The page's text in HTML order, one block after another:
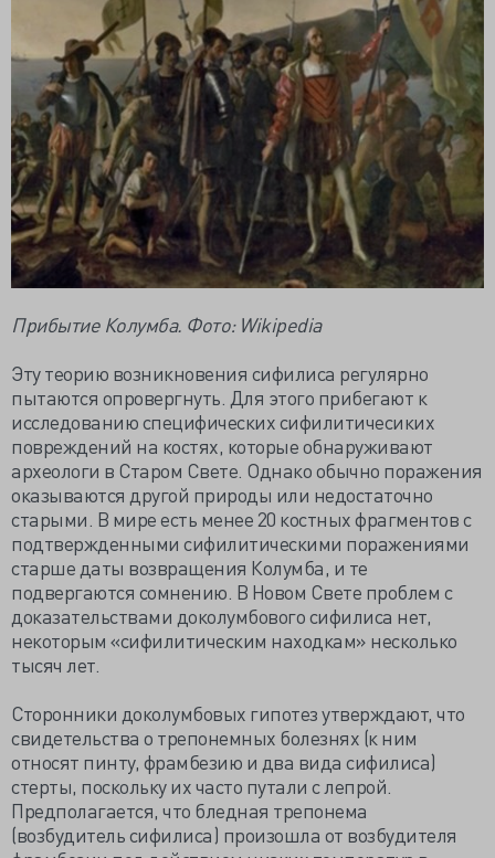
Прибытие Колумба. Фото: Wikipedia
Эту теорию возникновения сифилиса регулярно
пытаются опровергнуть. Для этого прибегают к
исследованию специфических сифилитичесиких
повреждений на костях, которые обнаруживают
археологи в Старом Свете. Однако обычно поражения
оказываются другой природы или недостаточно
старыми. В мире есть менее 20 костных фрагментов с
подтвержденными сифилитическими поражениями
старше даты возвращения Колумба, и те
подвергаются сомнению. В Новом Свете проблем с
доказательствами доколумбового сифилиса нет,
некоторым «сифилитическим находкам» несколько
тысяч лет.
Сторонники доколумбовых гипотез утверждают, что
свидетельства о трепонемных болезнях (к ним
относят пинту, фрамбезию и два вида сифилиса)
стерты, поскольку их часто путали с лепрой.
Предполагается, что бледная трепонема
(возбудитель сифилиса) произошла от возбудителя